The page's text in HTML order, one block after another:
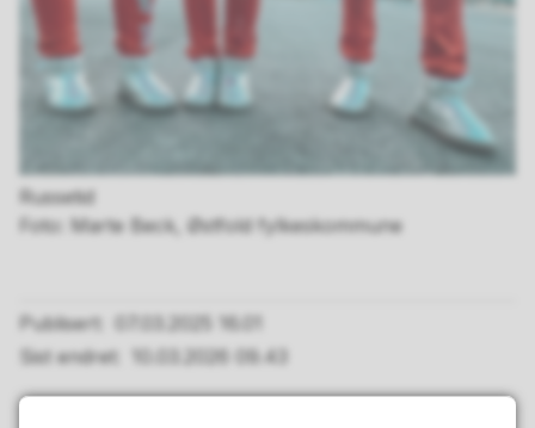
Russetid
Marte Beck, Østfold fylkeskommune
Publisert
07.03.2025 16.01
Sist endret
10.03.2026 09.43